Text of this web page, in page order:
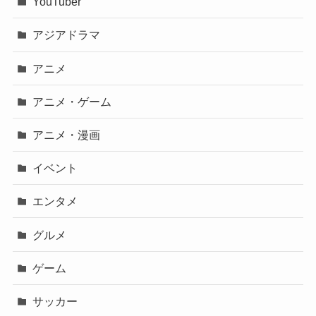
アジアドラマ
アニメ
アニメ・ゲーム
アニメ・漫画
イベント
エンタメ
グルメ
ゲーム
サッカー